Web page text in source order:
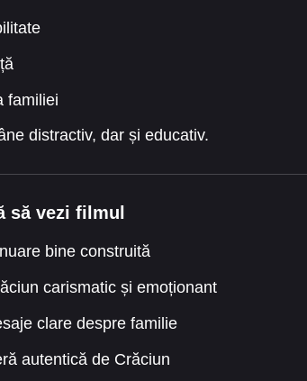
familiei
distractiv, dar și educativ.
să vezi filmul
bine construită
carismatic și emoționant
clare despre familie
autentică de Crăciun